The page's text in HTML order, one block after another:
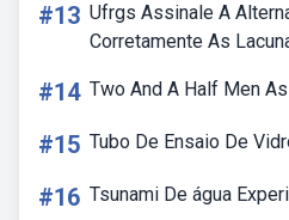
#13 Ufrgs Assinale A
Corretamente As
#14 Two And A Half Men
#15 Tubo De Ensaio De
#16 Tsunami De água